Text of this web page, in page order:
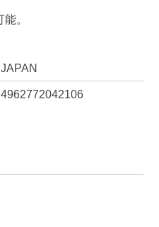
。
JAPAN
4962772042106